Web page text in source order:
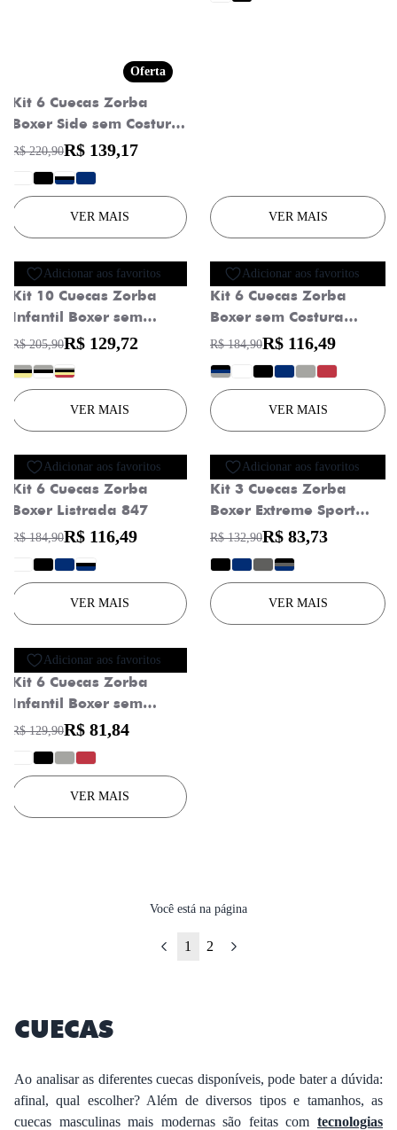
ASSINAR
Permito o recebimento por e-mail de promoções e
novidades da Zorba
Oferta
Kit 6 Cuecas Zorba
Boxer Side sem Costura
Microfibra 839
R$ 220,90R$ 139,17
?
VER MAIS VER MAIS
Adicionar aos favoritos
Oferta
Kit 10 Cuecas Zorba
Infantil Boxer sem
Costura Algodão 678
R$ 205,90R$ 129,72
? ? ?
VER MAIS
Adicionar aos favoritos
Oferta
Kit 6 Cuecas Zorba
Boxer sem Costura
Algodão 781
R$ 184,90R$ 116,49
?
VER MAIS
Adicionar aos favoritos
Oferta
Kit 6 Cuecas Zorba
Boxer Listrada 847
R$ 184,90R$ 116,49
?
VER MAIS
Adicionar aos favoritos
Oferta
Kit 3 Cuecas Zorba
Boxer Extreme Sport
sem Costura Microfibra
R$ 132,90R$ 83,73
?
VER MAIS
Adicionar aos favoritos
Oferta
Kit 6 Cuecas Zorba
Infantil Boxer sem
Costura Algodão 678
R$ 129,90R$ 81,84
VER MAIS
Você está na página
1 2
CUECAS
Ao analisar as diferentes cuecas disponíveis, pode bater a dúvida:
afinal, qual escolher? Além de diversos tipos e tamanhos, as
cuecas masculinas mais modernas são feitas com tecnologias